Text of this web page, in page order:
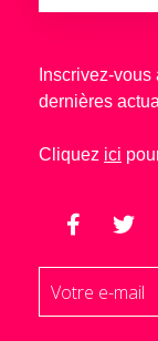
Inscrivez-
dernières
Cliquez ici